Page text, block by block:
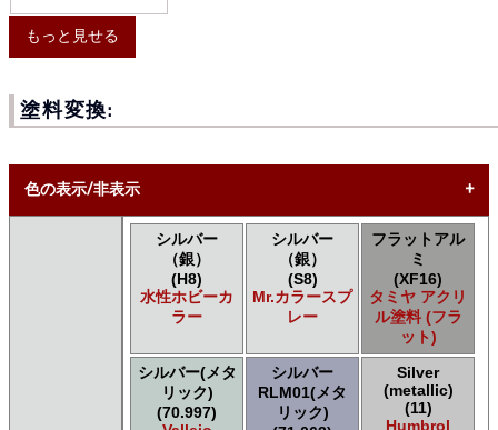
もっと見せる
塗料変換:
色の表示/非表示
* ボックスをオン/オフにして、同等の色を見つけやすくしま
Uncheck ALL
AK INTERACTIVE AK 3rd Gen Acrylics
AK INTERACTIVE AK Acrylics
AK INTERACTIVE AK Extreme Metal
AK INTERACTIVE AK Real Color
AK INTERACTIVE 新 Real Color
シルバー
（銀）
(H8)
水性ホビーカ
ラー
シルバー
（銀）
(S8)
Mr.カラースプ
レー
フラットアル
ミ
(XF16)
タミヤ アクリ
ル塗料 (フラ
ット)
シルバー(メタ
リック)
(70.997)
シルバー
RLM01(メタ
リック)
Silver
(metallic)
(11)
Humbrol